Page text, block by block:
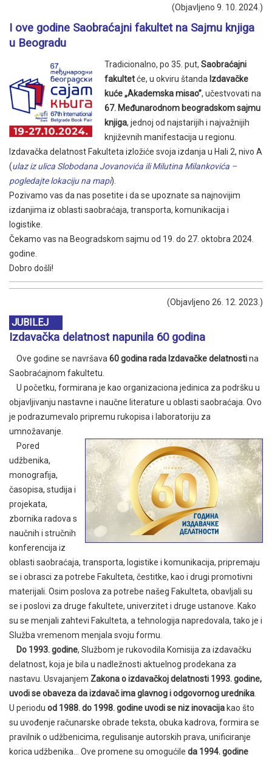
(Objavljeno 9. 10. 2024.)
I ove godine Saobraćajni fakultet na Sajmu knjiga
u Beogradu
Tradicionalno, po 35. put, Saobraćajni
fakultetće, u okviru štanda Izdavačke
kuće „Akademska misao”, učestvovati na
67. Međunarodnom beogradskom sajmu
knjiga, jednoj od najstarijih i najvažnijih
književnih manifestacija u regionu.
Izdavačka delatnost Fakulteta izložiće svoja izdanja u Hali 2, nivo A
(ulaz iz ulica Slobodana Jovanovića ili Milutina Milankovića –
pogledajte lokaciju na mapi).
Pozivamo vas da nas posetite i da se upoznate sa najnovijim
izdanjima iz oblasti saobraćaja, transporta, komunikacija i
logistike.
Čekamo vas na Beogradskom sajmu od 19. do 27. oktobra 2024.
godine.
Dobro došli!
(Objavljeno 26. 12. 2023.)
JUBILEJ
Izdavačka delatnost napunila 60 godina
Ove godine se navršava 60 godina rada Izdavačke delatnostina
Saobraćajnom fakultetu.
U početku, formirana je kao organizaciona jedinica za podršku u
objavljivanju nastavne i naučne literature u oblasti saobraćaja. Ovo
je podrazumevalo pripremu rukopisa i laboratoriju za
umnožavanje.
Pored
udžbenika,
monografija,
časopisa, studija i
projekata,
zbornika radova s
naučnih i stručnih
konferencija iz
oblasti saobraćaja, transporta, logistike i komunikacija, pripremaju
se i obrasci za potrebe Fakulteta, čestitke, kao i drugi promotivni
materijali. Osim poslova za potrebe našeg Fakulteta, obavljali su
se i poslovi za druge fakultete, univerzitet i druge ustanove. Kako
su se menjali zahtevi Fakulteta, a tehnologija napredovala, tako je i
Služba vremenom menjala svoju formu.
Do 1993. godine, Službom je rukovodila Komisija za izdavačku
delatnost, koja je bila u nadležnosti aktuelnog prodekana za
nastavu. Usvajanjem Zakona o izdavačkoj delatnosti 1993. godine,
uvodi se obaveza da izdavač ima glavnog i odgovornog urednika
U periodu od 1988. do 1998. godine uvodi se niz inovacija kao što
su uvođenje računarske obrade teksta, obuka kadrova, formira se
pravilnik o udžbenicima, regulisanje autorskih prava, unificiranje
korica udžbenika… Ove promene su omogućile da 1994. godine